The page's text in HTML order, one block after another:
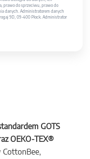
prawo do sprzeciwu, prawo do
danych. Administratorem danych
9D, 09-400 Płock. Administrator
GOTS
OEKO-TEX®
CottonBee,